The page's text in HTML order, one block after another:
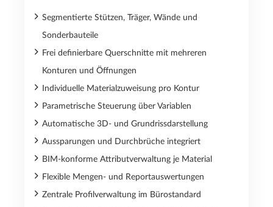
Segmentierte Stützen, Träger, Wände und
Sonderbauteile
Frei definierbare Querschnitte mit mehreren
Konturen und Öffnungen
Individuelle Materialzuweisung pro Kontur
Parametrische Steuerung über Variablen
Automatische 3D- und Grundrissdarstellung
Aussparungen und Durchbrüche integriert
BIM-konforme Attributverwaltung je Material
Flexible Mengen- und Reportauswertungen
Zentrale Profilverwaltung im Bürostandard